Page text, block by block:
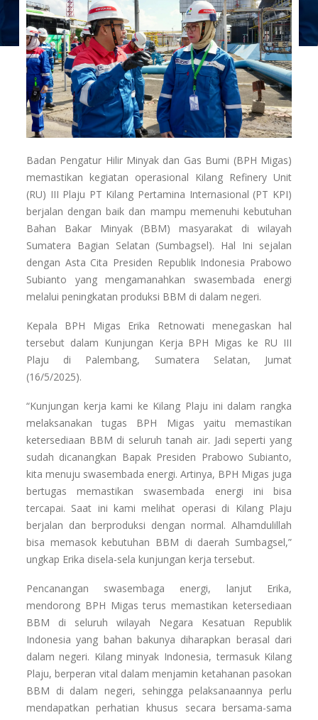
Badan Pengatur Hilir Minyak dan Gas Bumi (BPH Migas)
memastikan kegiatan operasional Kilang Refinery Unit
(RU) III Plaju PT Kilang Pertamina Internasional (PT KPI)
berjalan dengan baik dan mampu memenuhi kebutuhan
Bahan Bakar Minyak (BBM) masyarakat di wilayah
Sumatera Bagian Selatan (Sumbagsel). Hal Ini sejalan
dengan Asta Cita Presiden Republik Indonesia Prabowo
Subianto yang mengamanahkan swasembada energi
melalui peningkatan produksi BBM di dalam negeri.
Kepala BPH Migas Erika Retnowati menegaskan hal
tersebut dalam Kunjungan Kerja BPH Migas ke RU III
Plaju di Palembang, Sumatera Selatan, Jumat
(16/5/2025).
“Kunjungan kerja kami ke Kilang Plaju ini dalam rangka
melaksanakan tugas BPH Migas yaitu memastikan
ketersediaan BBM di seluruh tanah air. Jadi seperti yang
sudah dicanangkan Bapak Presiden Prabowo Subianto,
kita menuju swasembada energi. Artinya, BPH Migas juga
bertugas memastikan swasembada energi ini bisa
tercapai. Saat ini kami melihat operasi di Kilang Plaju
berjalan dan berproduksi dengan normal. Alhamdulillah
bisa memasok kebutuhan BBM di daerah Sumbagsel,”
ungkap Erika disela-sela kunjungan kerja tersebut.
Pencanangan swasembaga energi, lanjut Erika,
mendorong BPH Migas terus memastikan ketersediaan
BBM di seluruh wilayah Negara Kesatuan Republik
Indonesia yang bahan bakunya diharapkan berasal dari
dalam negeri. Kilang minyak Indonesia, termasuk Kilang
Plaju, berperan vital dalam menjamin ketahanan pasokan
BBM di dalam negeri, sehingga pelaksanaannya perlu
mendapatkan perhatian khusus secara bersama-sama